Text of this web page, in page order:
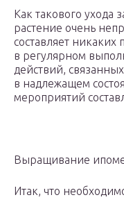
Как такового ухода
растение очень
составляет никаких
в регулярном
действий,
в надлежащем
мероприятий
Выращивание
Итак, что